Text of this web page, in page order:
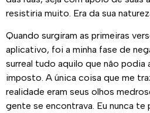
resistiria muito. Era da sua
Quando surgiram as primeiras
aplicativo, foi a minha fase de
surreal tudo aquilo que não podia
imposto. A única coisa que me
realidade eram seus olhos
gente se encontrava. Eu nunca te